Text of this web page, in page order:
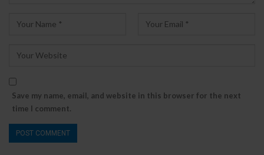
Save my name, email, and website in this browser for the next
time I comment.